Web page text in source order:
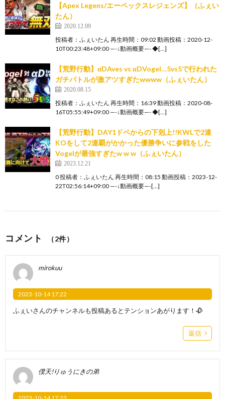
【Apex Legens/エーペックスレジェンズ】（ふぇい
たん）
2020.12.09
投稿者：ふぇいたん 再生時間：09:02 動画投稿：2020-12-
10T00:23:48+09:00 —-↓動画概要—- ◆[…]
【荒野行動】αDAves vs αDVogel…5vs5で行われた
ガチバトルが激アツすぎたwwww（ふぇいたん）
2020.08.15
投稿者：ふぇいたん 再生時間：16:39 動画投稿：2020-08-
16T05:55:49+09:00 —-↓動画概要—- ◆[…]
【荒野行動】DAY1ドベからの下剋上!!KWLで2連
KOをして2連覇がかかった優勝争いに参戦をした
Vogelが最強すぎたw w w（ふぇいたん）
2023.12.21
0 投稿者：ふぇいたん 再生時間：08:15 動画投稿：2023-12-
22T02:56:14+09:00 —-↓動画概要—-[…]
コメント （2件）
mirokuu
2023-10-14 17:22
ふぇいさんのチャンネルも投稿あるとテンションあがります！🥀
返信
僕天!りゅうにきの弟